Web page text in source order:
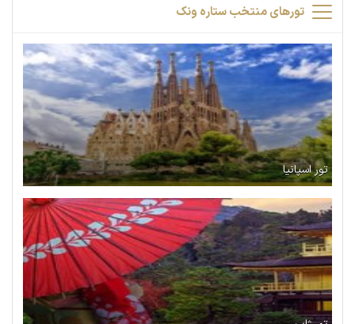
تورهای منتخب ستاره ونک
تور اسپانیا